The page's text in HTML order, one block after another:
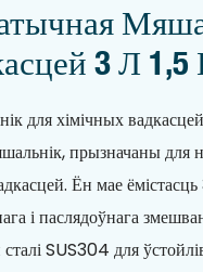
3 Л 1,5
для хімічных
прызначаны для
Ён мае ёмістасць
і паслядоўнага
SUS304 для